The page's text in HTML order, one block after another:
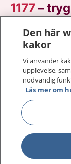
1177–
På 1177.se
sjukdomar
Logga in för
vårdärenden.
1177 ger dig
1177 på flera
Den här
kakor
Vi använder
upplevelse,
nödvändig
Läs mer om